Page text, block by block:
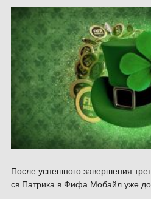
После успешного завершения
св.Патрика в Фифа Мобайл уже